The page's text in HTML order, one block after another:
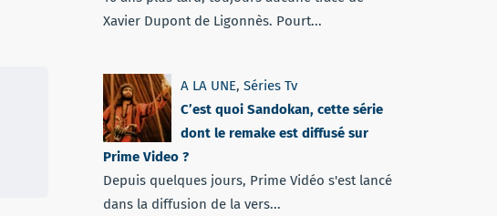
Xavier Dupont de Ligonnès. Pourt...
A LA UNE, Séries Tv
C’est quoi Sandokan, cette série
dont le remake est diffusé sur
Prime Video ?
Depuis quelques jours, Prime Vidéo s'est lancé
dans la diffusion de la vers...